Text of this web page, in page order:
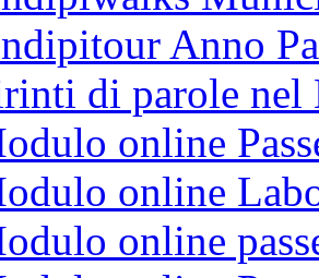
Anno
di parole
online
online
online